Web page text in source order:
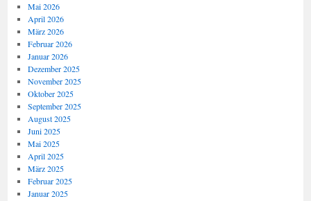
Mai 2026
April 2026
März 2026
Februar 2026
Januar 2026
Dezember 2025
November 2025
Oktober 2025
September 2025
August 2025
Juni 2025
Mai 2025
April 2025
März 2025
Februar 2025
Januar 2025